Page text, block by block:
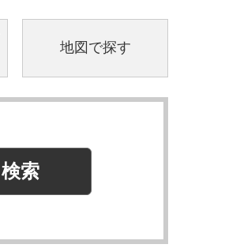
地図で探す